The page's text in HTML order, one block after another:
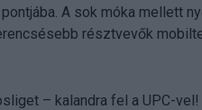
A sok móka mellett
résztvevők
– kalandra fel a UPC-vel!